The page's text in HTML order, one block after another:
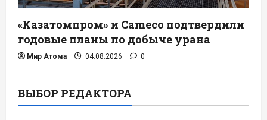
«Казатомпром» и Cameco подтвердили
годовые планы по добыче урана
Мир Атома 04.08.2026 0
ВЫБОР РЕДАКТОРА